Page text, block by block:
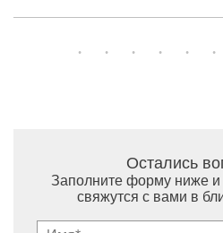
Остались
Заполните форму ниже
свяжутся с вами в